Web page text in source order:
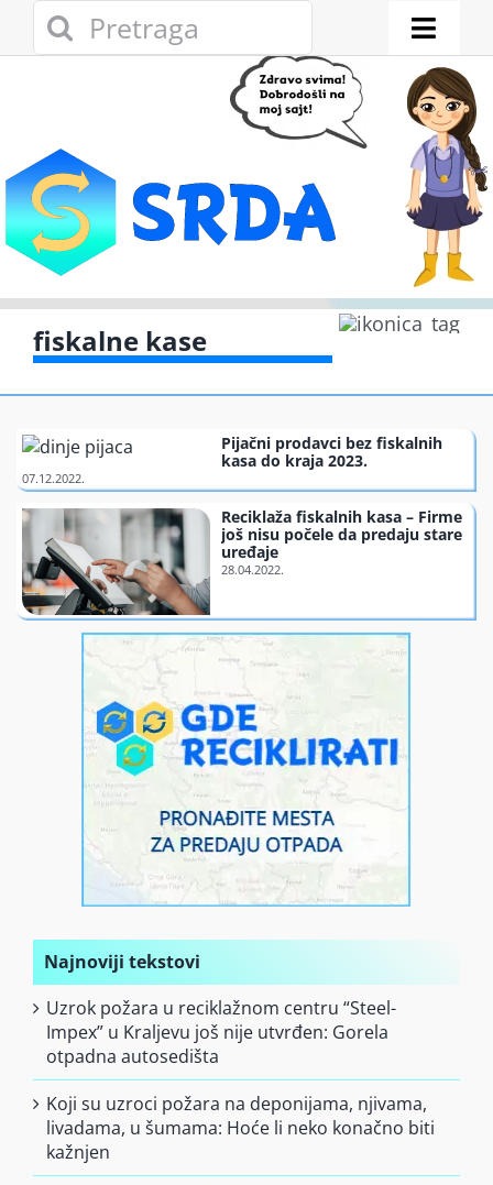
Search
for:
Toggle
Eko adresar
Eko pravo
Gde reciklirati
Zelena privreda
Finansiranje
O nama
fiskalne kase
Pijačni prodavci bez fiskalnih
kasa do kraja 2023.
Reciklaža fiskalnih kasa – Firme
još nisu počele da predaju stare
uređaje
Najnoviji tekstovi
Uzrok požara u reciklažnom centru “Steel-
Impex” u Kraljevu još nije utvrđen: Gorela
otpadna autosedišta
Koji su uzroci požara na deponijama, njivama,
livadama, u šumama: Hoće li neko konačno biti
kažnjen